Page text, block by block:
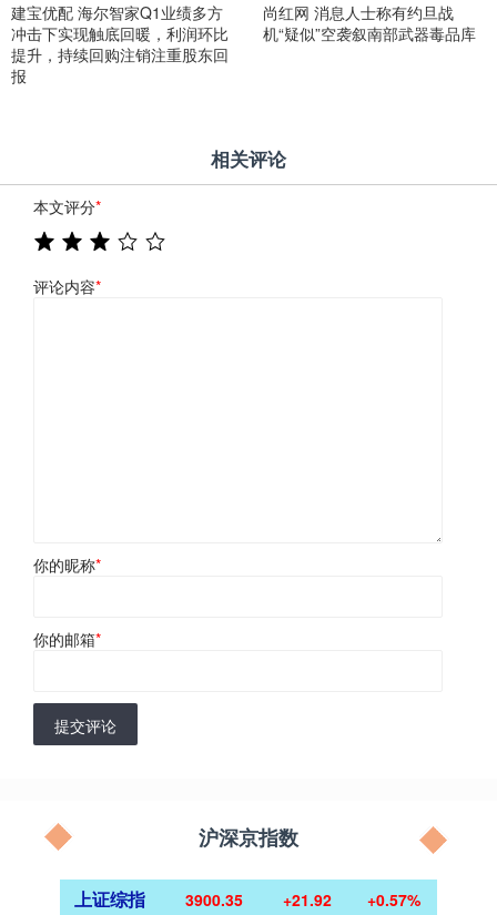
建宝优配 海尔智家Q1业绩多方
冲击下实现触底回暖，利润环比
提升，持续回购注销注重股东回
报
尚红网 消息人士称有约旦战
机“疑似”空袭叙南部武器毒品库
相关评论
本文评分*
评论内容*
你的昵称*
你的邮箱*
提交评论
沪深京指数
上证综指 3900.35 +21.92 +0.57%